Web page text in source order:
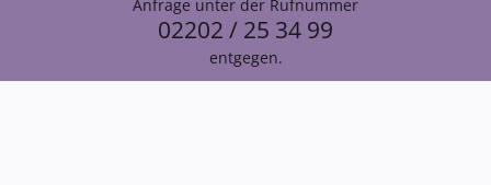
Anfrage unter der Rufnummer
02202 / 25 34 99
entgegen.